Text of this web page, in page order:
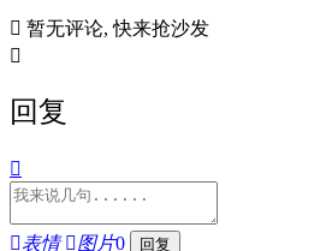
 暂无评论, 快来抢沙发

回复

表情 图片0